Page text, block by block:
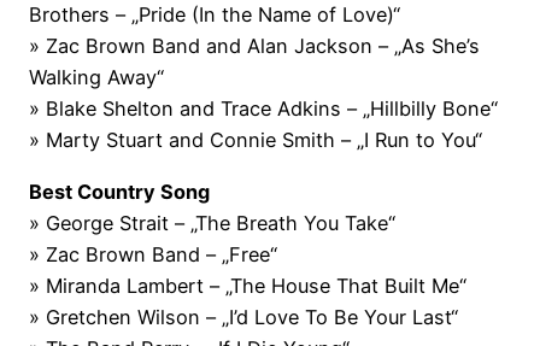
Brothers – „Pride (In the Name of Love)“
» Zac Brown Band and Alan Jackson – „As She’s
Walking Away“
» Blake Shelton and Trace Adkins – „Hillbilly Bone“
» Marty Stuart and Connie Smith – „I Run to You“
Best Country Song
» George Strait – „The Breath You Take“
» Zac Brown Band – „Free“
» Miranda Lambert – „The House That Built Me“
» Gretchen Wilson – „I’d Love To Be Your Last“